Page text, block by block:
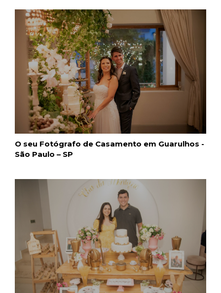
O seu Fotógrafo de Casamento em Guarulhos -
São Paulo – SP